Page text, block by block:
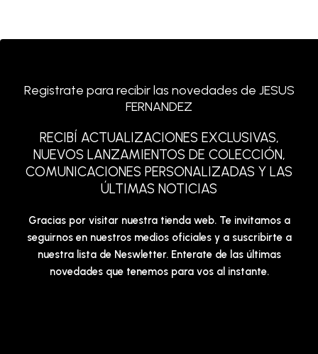
Registrate para recibir las novedades de JESUS
FERNANDEZ
RECIBÍ ACTUALIZACIONES EXCLUSIVAS,
NUEVOS LANZAMIENTOS DE COLECCIÓN,
COMUNICACIONES PERSONALIZADAS Y LAS
ÚLTIMAS NOTICIAS
Gracias por visitar nuestra tienda web. Te invitamos a
seguirnos en nuestros medios oficiales y a suscribirte a
nuestra lista de Neswletter. Enterate de las últimas
novedades que tenemos para vos al instante.